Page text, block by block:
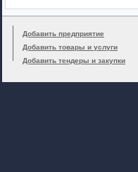
Добавить предприятие
Добавить товары и услуги
Добавить тендеры и закупки